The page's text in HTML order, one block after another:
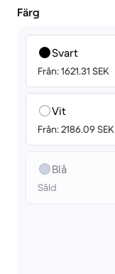
Färg
Svart
Från: 1621.31 SEK
Vit
Från: 2186.09 SEK
Blå
Såld